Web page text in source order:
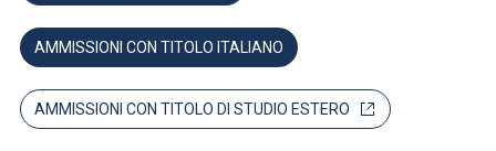
SEI UN DOCENTE O UN MEMBRO DELLO STAFF
ACCEDI A CLOUDMAIL
AMMISSIONI CON TITOLO ITALIANO
AMMISSIONI CON TITOLO DI STUDIO ESTERO